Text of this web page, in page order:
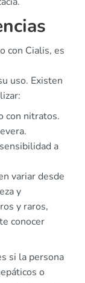
con Cialis, es
uso. Existen
con nitratos.
a
variar desde
y
y raros,
conocer
si la persona
o